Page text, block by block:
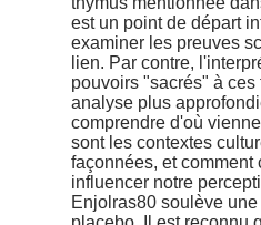
est un point de départ
examiner les preuves
lien. Par contre,
pouvoirs "sacrés" à
analyse plus
comprendre d'où
sont les contextes
façonnées, et comment
influencer notre
Enjolras80 soulève